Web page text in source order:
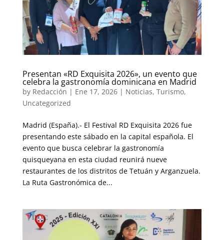
Presentan «RD Exquisita 2026», un evento que
celebra la gastronomía dominicana en Madrid
by Redacción | Ene 17, 2026| Noticias, Turismo,
Uncategorized
Madrid (España).- El Festival RD Exquisita 2026 fue
presentando este sábado en la capital española. El
evento que busca celebrar la gastronomía
quisqueyana en esta ciudad reunirá nueve
restaurantes de los distritos de Tetuán y Arganzuela.
La Ruta Gastronómica de...